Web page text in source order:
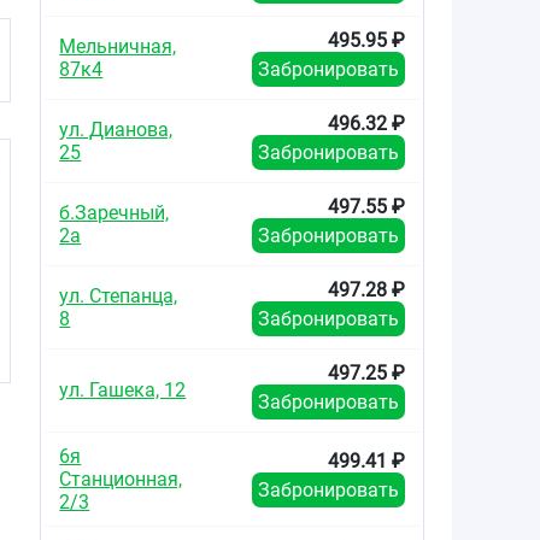
Мельничная,
87к4
495.95 ₽
Забронировать
ул. Дианова,
25
496.32 ₽
Забронировать
б.Заречный,
2а
497.55 ₽
Забронировать
ул. Степанца,
8
497.28 ₽
Забронировать
ул. Гашека, 12
497.25 ₽
Забронировать
6я
Станционная,
2/3
499.41 ₽
Забронировать